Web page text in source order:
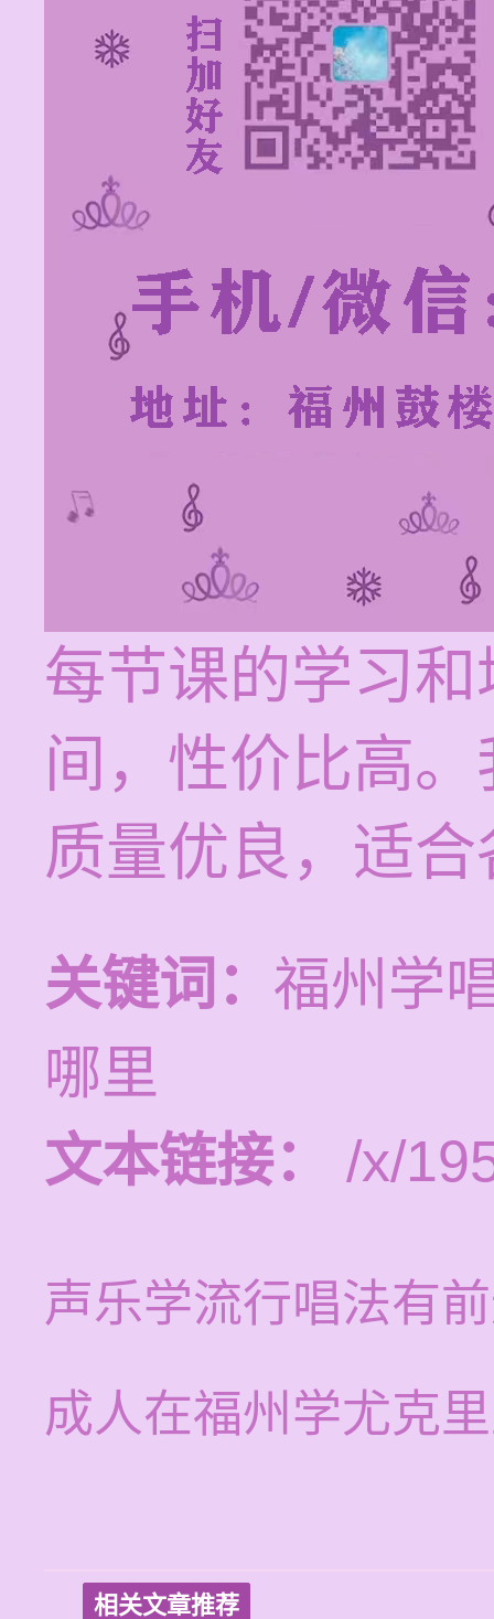
每节课的学习
间，性价比高
质量优良，适
关键词： 福州学
哪里
文本链接：
/x/
声乐学流行唱法有
成人在福州学尤克
相关文章推荐